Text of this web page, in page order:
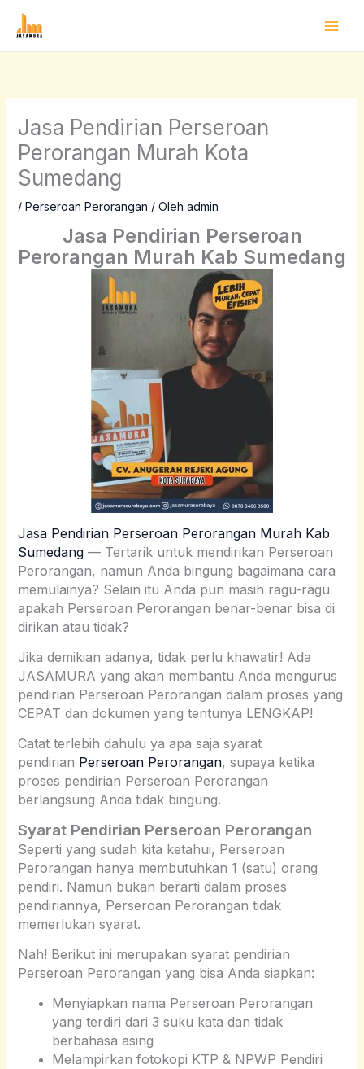
Jasa Pendirian Perseroan
Perorangan Murah Kota
Sumedang
/ Perseroan Perorangan / Oleh admin
Jasa Pendirian Perseroan
Perorangan Murah Kab Sumedang
Jasa Pendirian Perseroan Perorangan Murah Kab
Sumedang— Tertarik untuk mendirikan Perseroan
Perorangan, namun Anda bingung bagaimana cara
memulainya? Selain itu Anda pun masih ragu-ragu
apakah Perseroan Perorangan benar-benar bisa di
dirikan atau tidak?
Jika demikian adanya, tidak perlu khawatir! Ada
JASAMURA yang akan membantu Anda mengurus
pendirian Perseroan Perorangan dalam proses yang
CEPAT dan dokumen yang tentunya LENGKAP!
Catat terlebih dahulu ya apa saja syarat
pendirian Perseroan Perorangan, supaya ketika
proses pendirian Perseroan Perorangan
berlangsung Anda tidak bingung.
Syarat Pendirian Perseroan Perorangan
Seperti yang sudah kita ketahui, Perseroan
Perorangan hanya membutuhkan 1 (satu) orang
pendiri. Namun bukan berarti dalam proses
pendiriannya, Perseroan Perorangan tidak
memerlukan syarat.
Nah! Berikut ini merupakan syarat pendirian
Perseroan Perorangan yang bisa Anda siapkan:
Menyiapkan nama Perseroan Perorangan
yang terdiri dari 3 suku kata dan tidak
berbahasa asing
Melampirkan fotokopi KTP & NPWP Pendiri